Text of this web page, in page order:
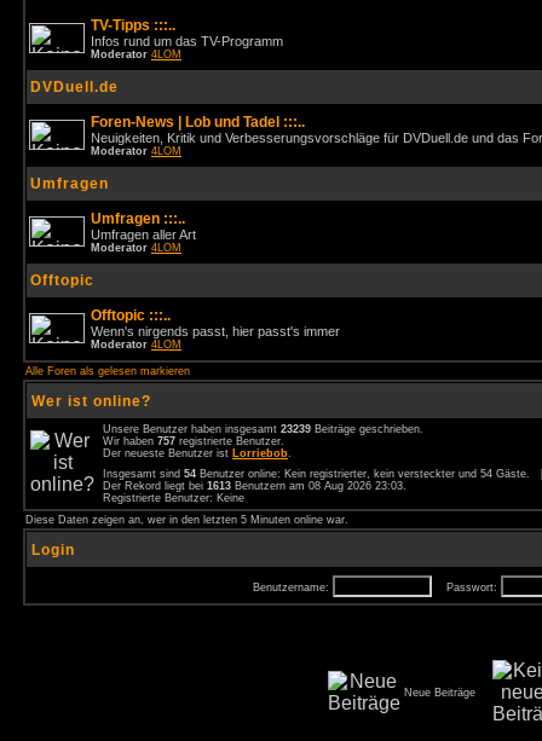
TV-Tipps :::..
Infos rund um das TV-Programm
Moderator 4LOM
DVDuell.de
Foren-News | Lob und Tadel :::..
Neuigkeiten, Kritik und Verbesserungsvorschläge für DVDuell.de und das
Moderator 4LOM
Umfragen
Umfragen :::..
Umfragen aller Art
Moderator 4LOM
Offtopic
Offtopic :::..
Wenn's nirgends passt, hier passt's immer
Moderator 4LOM
Alle Foren als gelesen markieren
Wer ist online?
Unsere Benutzer haben insgesamt 23239 Beiträge geschrieben.
Wir haben 757 registrierte Benutzer.
Der neueste Benutzer ist Lorriebob.
Insgesamt sind 54 Benutzer online: Kein registrierter, kein versteckter und 54
Der Rekord liegt bei 1613 Benutzern am 08 Aug 2026 23:03.
Registrierte Benutzer: Keine
Diese Daten zeigen an, wer in den letzten 5 Minuten online war.
Login
Benutzername: Passwort:
Neue Beiträge